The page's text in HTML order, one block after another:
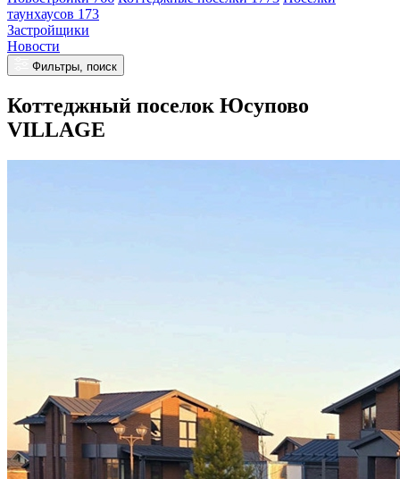
таунхаусов 173
Застройщики
Новости
Фильтры, поиск
Коттеджный поселок Юсупово
VILLAGE